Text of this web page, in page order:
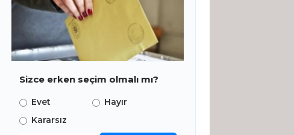
Sizce erken seçim olmalı mı?
Evet
Hayır
Kararsız